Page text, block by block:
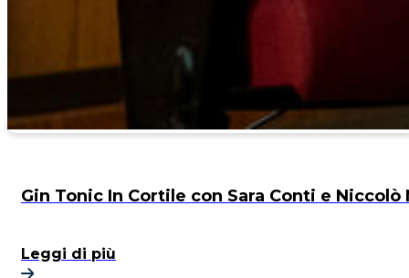
Gin Tonic In Cortile con Sara Conti e Niccolò
Leggi di più